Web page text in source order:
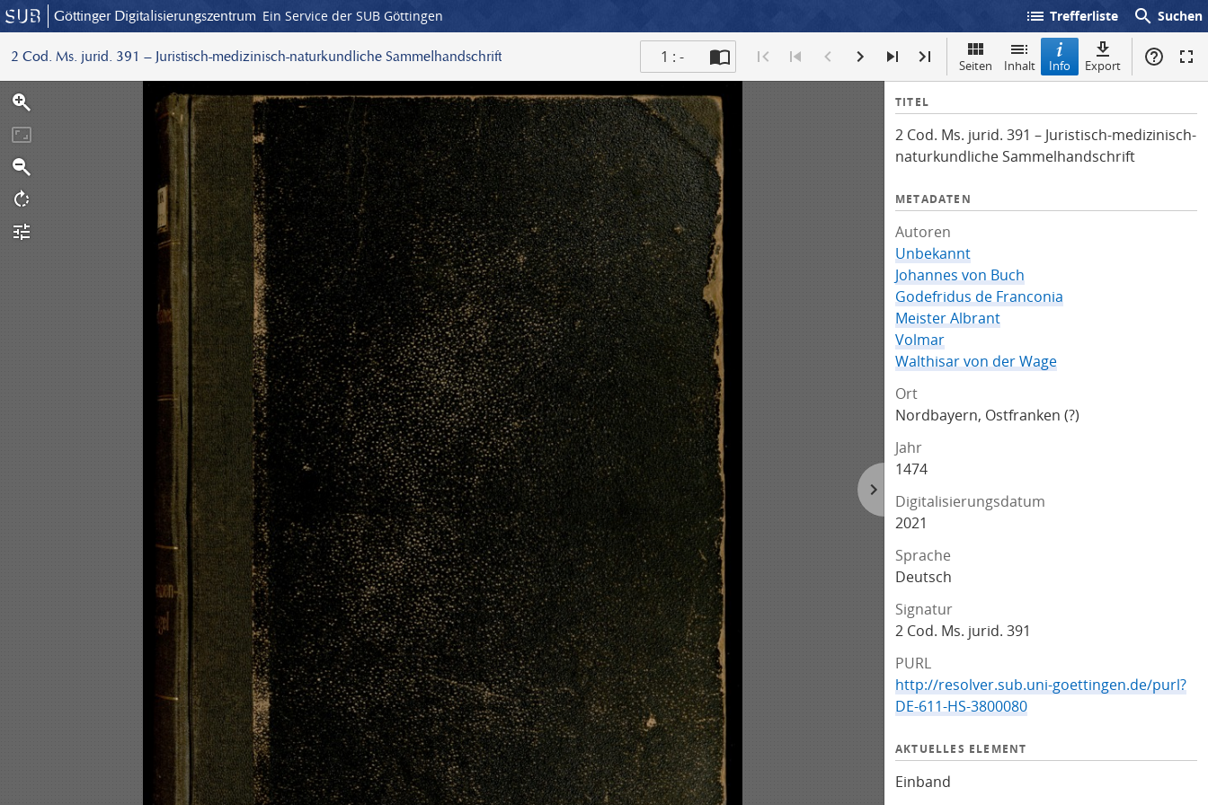
Göttinger Digitalisierungszentrum Ein Service der SUB Göttingen list Trefferliste search Suchen
2 Cod. Ms. jurid. 391 – Juristisch-medizinisch-naturkundliche Sammelhandschrift 1 : - Seiten Inhalt Info Export
I
f
o
TITEL
2 Cod. Ms. jurid. 391 – Juristisch-medizinisch-
naturkundliche Sammelhandschrift
METADATEN
Autoren
Unbekannt
Johannes von Buch
Godefridus de Franconia
Meister Albrant
Volmar
Walthisar von der Wage
Ort
Nordbayern, Ostfranken (?)
Jahr
1474
Digitalisierungsdatum
2021
Sprache
Deutsch
Signatur
2 Cod. Ms. jurid. 391
PURL
http://resolver.sub.uni-goettingen.de/purl?
DE-611-HS-3800080
AKTUELLES ELEMENT
Einband